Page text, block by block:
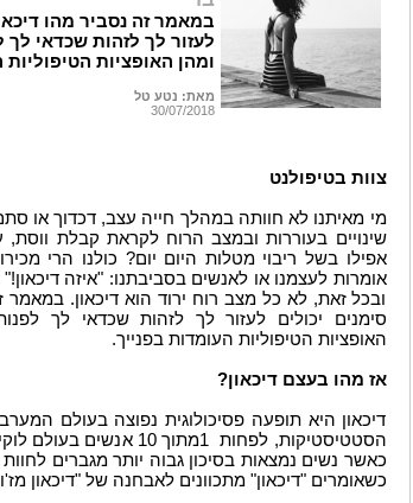
במאמר זה נסביר מהו
לעזור לך לזהות שכדאי לך
ומהן האופציות הטיפוליות
מאת: נטע טל
30/07/2018
צוות בטיפולנט
מי מאיתנו לא חוותה במהלך חייה עצב, דכדוך או
שינויים בעוררות ובמצב הרוח לקראת קבלת
אפילו בשל ריבוי מטלות היום יום? כולנו הרי
אומרות לעצמנו או לאנשים בסביבתנו: "איזה
ובכל זאת, לא כל מצב רוח ירוד הוא דיכאון. במאמר
סימנים יכולים לעזור לך לזהות שכדאי לך
האופציות הטיפוליות העומדות בפנייך.
אז מהו בעצם דיכאון?
דיכאון היא תופעה פסיכולוגית נפוצה בעולם
הסטטיסטיקות, לפחות 1מתוך
כשאומרים "דיכאון" מתכוונים לאבחנה של "דיכאון